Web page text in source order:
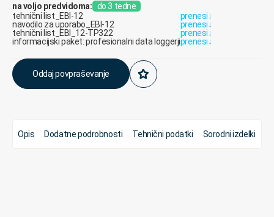
na voljo predvidoma: do 3 tedne
tehnični list_EBI-12
prenesi↓
navodilo za uporabo_EBI-12
prenesi↓
tehnični list_EBI_12-TP322
prenesi↓
informacijski paket: profesionalni data loggerjiprenesi↓
Oddaj povpraševanje
Opis Dodatne podrobnosti Tehnični podatki Sorodni izdelki